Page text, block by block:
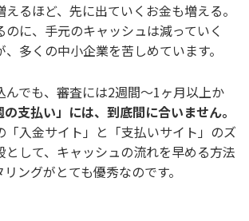
るほど、先に出ていくお金も増える。
に、手元のキャッシュは減っていく
多くの中小企業を苦しめています。
んでも、審査には2週間〜1ヶ月以上か
の支払い」には、到底間に合いません。
「入金サイト」と「支払いサイト」のズ
として、キャッシュの流れを早める方法
ングがとても優秀なのです。